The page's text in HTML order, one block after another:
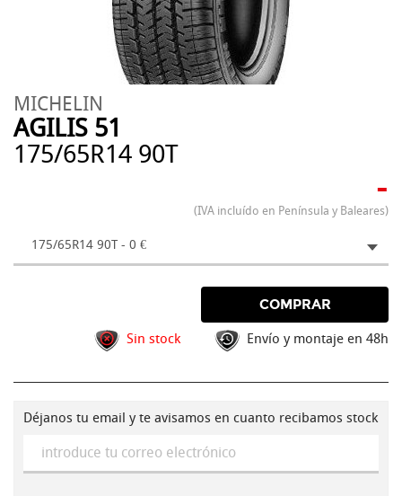
MICHELIN
AGILIS 51
175/65R14 90T
-
(IVA incluído en Península y Baleares)
175/65R14 90T - 0 €
COMPRAR
Sin stock Envío y montaje en 48h
Déjanos tu email y te avisamos en cuanto recibamos stock